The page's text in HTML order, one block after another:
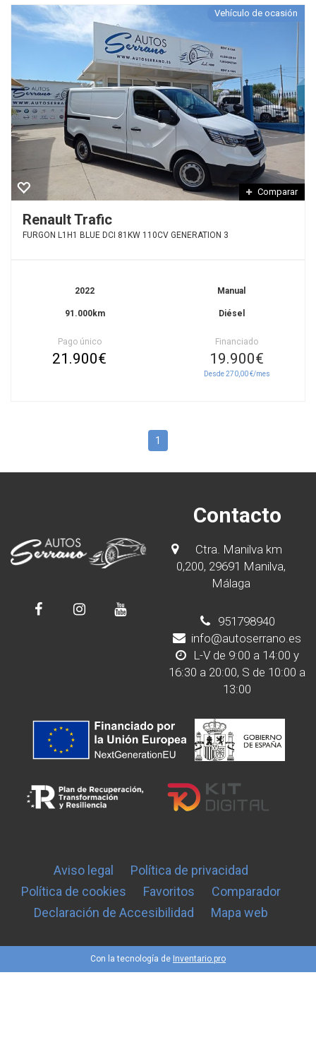
Vehículo de ocasión
Comparar
Renault Trafic
FURGON L1H1 BLUE DCI 81KW 110CV GENERATION 3
2022
91.000km
Manual
Diésel
Pago único
21.900€
Financiado
19.900€
Desde 270,00 €/mes
1
Contacto
Ctra. Manilva km
0,200, 29691 Manilva,
Málaga
951798940
info@autoserrano.es
L-V de 9:00 a 14:00 y
16:30 a 20:00, S de 10:00 a
13:00
Aviso legal
Política de privacidad
Política de cookies
Favoritos
Comparador
Declaración de Accesibilidad
Mapa web
Con la tecnología de Inventario.pro